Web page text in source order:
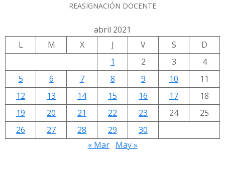
REASIGNACIÓN DOCENTE
abril 2021
L
M X J V S
D
1
2 3
4
5
6 7 8 9 10
11
12
13 14 15 16 17
18
19
20 21 22 23 24
25
26
27 28 29
30
« Mar
May »